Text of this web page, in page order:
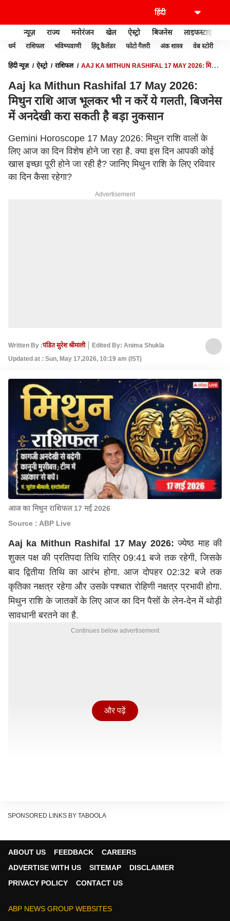
न्यूज़ राज्य मनोरंजन खेल ऐस्ट्रो बिजनेस लाइफस्टाइल
धर्म राशिफल भविष्यवाणी हिंदू कैलेंडर फोटो गैलरी अंक शास्त्र वेब स्टोरी
हिंदी न्यूज़ ऐस्ट्रो राशिफल
AAJ KA MITHUN RASHIFAL 17 MAY 2026: मिथुन
Aaj ka Mithun Rashifal 17 May 2026:
मिथुन राशि आज भूलकर भी न करें ये गलती, बिजनेस
में अनदेखी करा सकती है बड़ा नुकसान
Gemini Horoscope 17 May 2026: मिथुन राशि वालों के
लिए आज का दिन विशेष होने जा रहा है. क्या इस दिन आपकी कोई
खास इच्छा पूरी होने जा रही है? जानिए मिथुन राशि के लिए रविवार
का दिन कैसा रहेगा?
Advertisement
Written By :पंडित सुरेश श्रीमाली
Edited By: Anima Shukla
Updated at : Sun, May 17,2026, 10:19 am (IST)
आज का मिथुन राशिफल 17 मई 2026
Source : ABP Live
Aaj ka Mithun Rashifal 17 May 2026:ज्येष्ठ माह की
शुक्ल पक्ष की प्रतिपदा तिथि रात्रि 09:41 बजे तक रहेगी, जिसके
बाद द्वितीया तिथि का आरंभ होगा. आज दोपहर 02:32 बजे तक
कृतिका नक्षत्र रहेगा और उसके पश्चात रोहिणी नक्षत्र प्रभावी होगा.
मिथुन राशि के जातकों के लिए आज का दिन पैसों के लेन-देन में थोड़ी
सावधानी बरतने का है.
Continues below advertisement
राशि पर बना हुआ है. शुभ कार्यों के लिए सुबह 10:15 से 12:15
और पढ़ें
SPONSORED LINKS BY TABOOLA
ABOUT US FEEDBACK
CAREERS
ADVERTISE WITH US
SITEMAP
DISCLAIMER
PRIVACY POLICY
CONTACT US
ABP NEWS GROUP WEBSITES